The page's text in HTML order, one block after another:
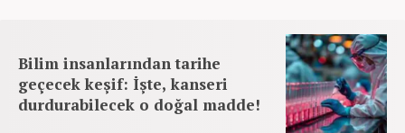
Bilim insanlarından tarihe
geçecek keşif: İşte, kanseri
durdurabilecek o doğal madde!